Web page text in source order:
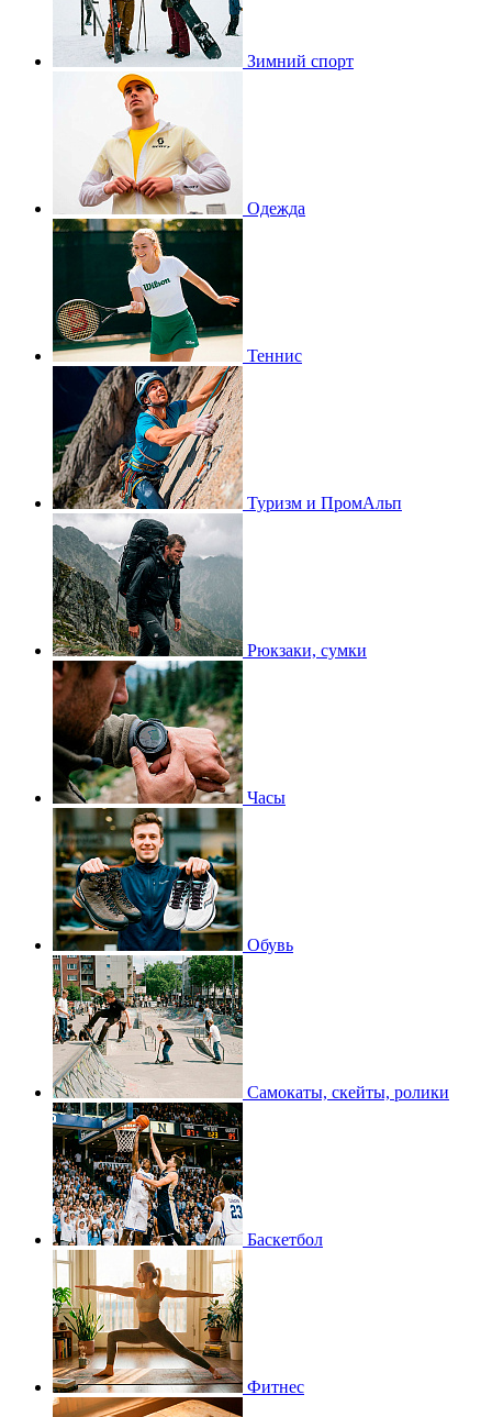
Зимний спорт
Одежда
Теннис
Туризм и ПромАльп
Рюкзаки, сумки
Часы
Обувь
Самокаты, скейты, ролики
Баскетбол
Фитнес